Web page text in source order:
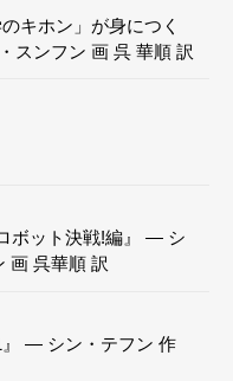
キホン」が身につく
スンフン 画 呉 華順 訳
ボット決戦!編』 — シ
画 呉華順 訳
』 — シン・テフン 作